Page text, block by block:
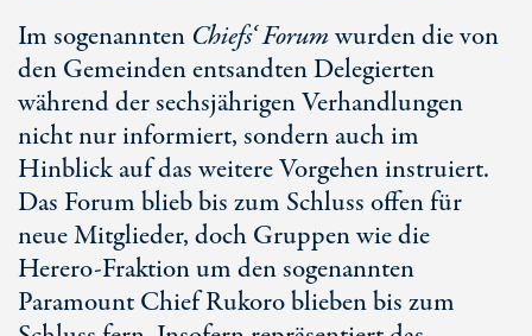
Im sogenanntenChiefs‘ Forumwurden die von
den Gemeinden entsandten Delegierten
während der sechsjährigen Verhandlungen
nicht nur informiert, sondern auch im
Hinblick auf das weitere Vorgehen instruiert.
Das Forum blieb bis zum Schluss offen für
neue Mitglieder, doch Gruppen wie die
Herero-Fraktion um den sogenannten
Paramount Chief Rukoro blieben bis zum